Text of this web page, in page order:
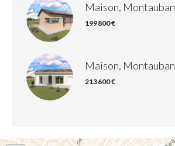
Maison, Montauban
199 800 €
Maison, Montauban
213 600 €